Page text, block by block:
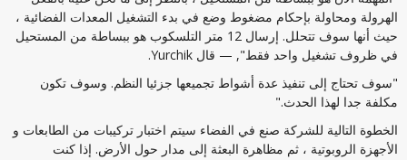
الهرولة ومحاولة بإحكام مضغوط وضع في بدء التشغيل المعدات الفضائية ،
حيث أنها سوف تتحلل. إرسال 12 متر التلسكوب هو ببساطة من المستحيل
في ظروف تشغيل واحد فقط", — قال Yurchik.
"سوف تحتاج إلى تنفيذ عدة أشواط تجميعها جزئيا النظم. وسوف تكون
مكلفة جدا لهذا الحدث."
الخطوة التالية للشركة صنع في الفضاء سيتم اختبار تركيبات من الطابعات و
الأجهزة الروبوتية ، ثم مظاهرة البعثة إلى مدار حول الأرض. إذا كنت